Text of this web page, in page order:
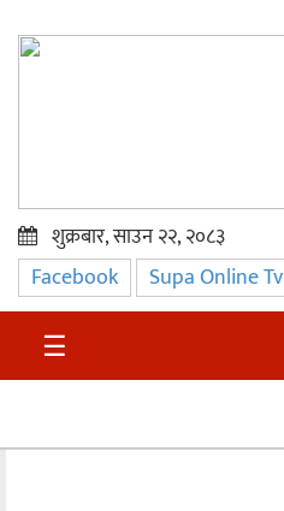
प्रमुख
समाचार
सुदुर
शुक्रबार, साउन २२, २०८३
Facebook Supa Online Tv
☰